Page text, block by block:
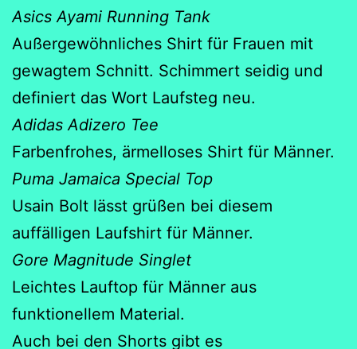
Asics Ayami Running Tank
Außergewöhnliches Shirt für Frauen mit
gewagtem Schnitt. Schimmert seidig und
definiert das Wort Laufsteg neu.
Adidas Adizero Tee
Farbenfrohes, ärmelloses Shirt für Männer.
Puma Jamaica Special Top
Usain Bolt lässt grüßen bei diesem
auffälligen Laufshirt für Männer.
Gore Magnitude Singlet
Leichtes Lauftop für Männer aus
funktionellem Material.
Auch bei den Shorts gibt es